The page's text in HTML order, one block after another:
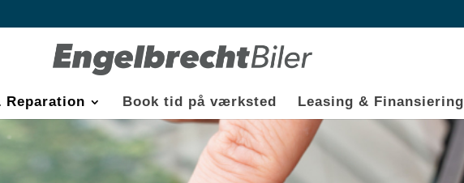
Reparation Book tid på værksted Leasing & Finansiering